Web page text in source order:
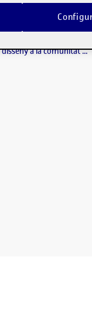
DISSENY
per
Marta Font Sabaté
Visibilitat:
Públic-Data de publicació
28 Març 202228
-1
disseny a la comunitat …